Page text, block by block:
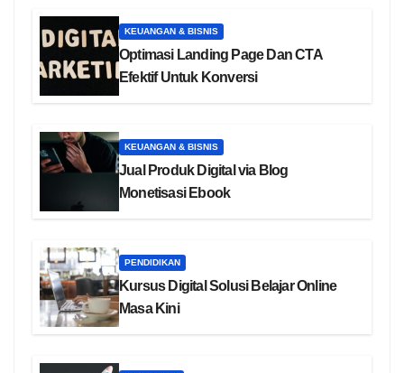
KEUANGAN & BISNIS
Optimasi Landing Page Dan CTA
Efektif Untuk Konversi
KEUANGAN & BISNIS
Jual Produk Digital via Blog
Monetisasi Ebook
PENDIDIKAN
Kursus Digital Solusi Belajar Online
Masa Kini